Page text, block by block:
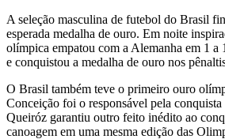
A seleção masculina de futebol do Brasil
esperada medalha de ouro. Em noite
olímpica empatou com a Alemanha em 1 a
e conquistou a medalha de ouro nos
O Brasil também teve o primeiro ouro
Conceição foi o responsável pela
Queiróz garantiu outro feito inédito ao
canoagem em uma mesma edição das